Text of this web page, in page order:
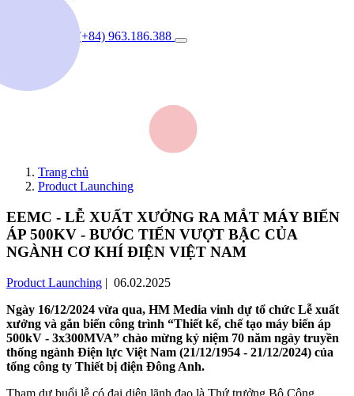
(+84) 963.186.388
Trang chủ
Product Launching
EEMC - LỄ XUẤT XƯỞNG RA MẮT MÁY BIẾN
ÁP 500KV - BƯỚC TIẾN VƯỢT BẬC CỦA
NGÀNH CƠ KHÍ ĐIỆN VIỆT NAM
Product Launching | 06.02.2025
Ngày 16/12/2024 vừa qua, HM Media vinh dự tổ chức Lễ xuất
xưởng và gắn biển công trình “Thiết kế, chế tạo máy biến áp
500kV - 3x300MVA” chào mừng kỷ niệm 70 năm ngày truyền
thống ngành Điện lực Việt Nam (21/12/1954 - 21/12/2024) của
tổng công ty Thiết bị điện Đông Anh.
Tham dự buổi lễ có đại diện lãnh đạo là Thứ trưởng Bộ Công